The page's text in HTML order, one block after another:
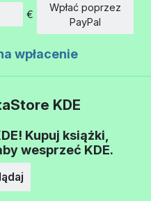
€
Wpłać poprzez
PayPal
wpłacenie
KDE
Kupuj książki,
wesprzeć KDE.